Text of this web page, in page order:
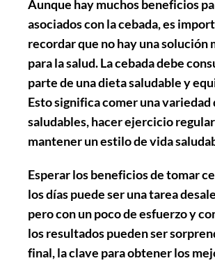
Aunque hay muchos beneficios
asociados con la cebada, es
recordar que no hay una solución
para la salud. La cebada debe
parte de una dieta saludable y
Esto significa comer una
saludables, hacer ejercicio
mantener un estilo de vida
Esperar los beneficios de tomar
los días puede ser una tarea
pero con un poco de esfuerzo y
los resultados pueden ser
final, la clave para obtener los